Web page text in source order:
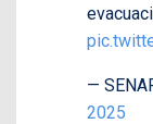
—
2025